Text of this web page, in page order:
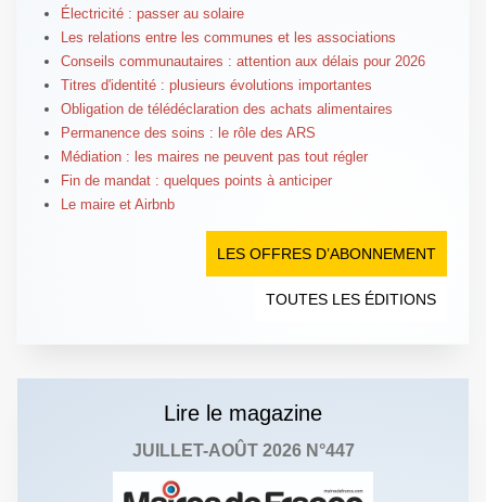
Électricité : passer au solaire
Les relations entre les communes et les associations
Conseils communautaires : attention aux délais pour 2026
Titres d'identité : plusieurs évolutions importantes
Obligation de télédéclaration des achats alimentaires
Permanence des soins : le rôle des ARS
Médiation : les maires ne peuvent pas tout régler
Fin de mandat : quelques points à anticiper
Le maire et Airbnb
LES OFFRES D’ABONNEMENT
TOUTES LES ÉDITIONS
Lire le magazine
JUILLET-AOÛT 2026 N°447